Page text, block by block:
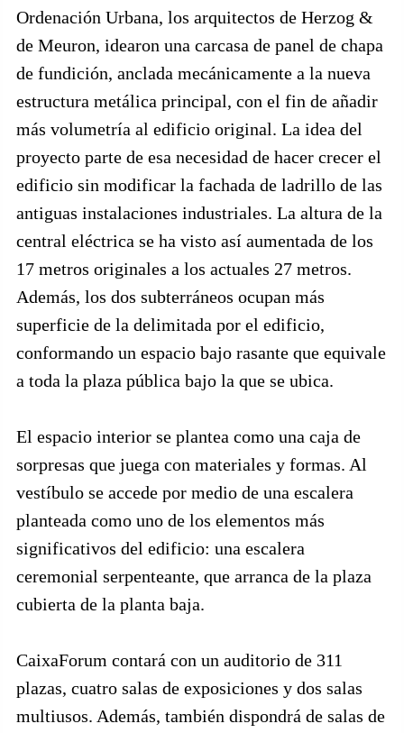
Ordenación Urbana, los arquitectos de Herzog &
de Meuron, idearon una carcasa de panel de chapa
de fundición, anclada mecánicamente a la nueva
estructura metálica principal, con el fin de añadir
más volumetría al edificio original. La idea del
proyecto parte de esa necesidad de hacer crecer el
edificio sin modificar la fachada de ladrillo de las
antiguas instalaciones industriales. La altura de la
central eléctrica se ha visto así aumentada de los
17 metros originales a los actuales 27 metros.
Además, los dos subterráneos ocupan más
superficie de la delimitada por el edificio,
conformando un espacio bajo rasante que equivale
a toda la plaza pública bajo la que se ubica.
El espacio interior se plantea como una caja de
sorpresas que juega con materiales y formas. Al
vestíbulo se accede por medio de una escalera
planteada como uno de los elementos más
significativos del edificio: una escalera
ceremonial serpenteante, que arranca de la plaza
cubierta de la planta baja.
CaixaForum contará con un auditorio de 311
plazas, cuatro salas de exposiciones y dos salas
multiusos. Además, también dispondrá de salas de